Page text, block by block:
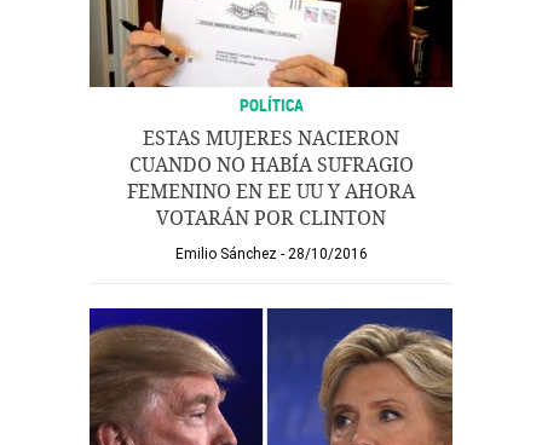
POLÍTICA
ESTAS MUJERES NACIERON
CUANDO NO HABÍA SUFRAGIO
FEMENINO EN EE UU Y AHORA
VOTARÁN POR CLINTON
Emilio Sánchez 28/10/2016